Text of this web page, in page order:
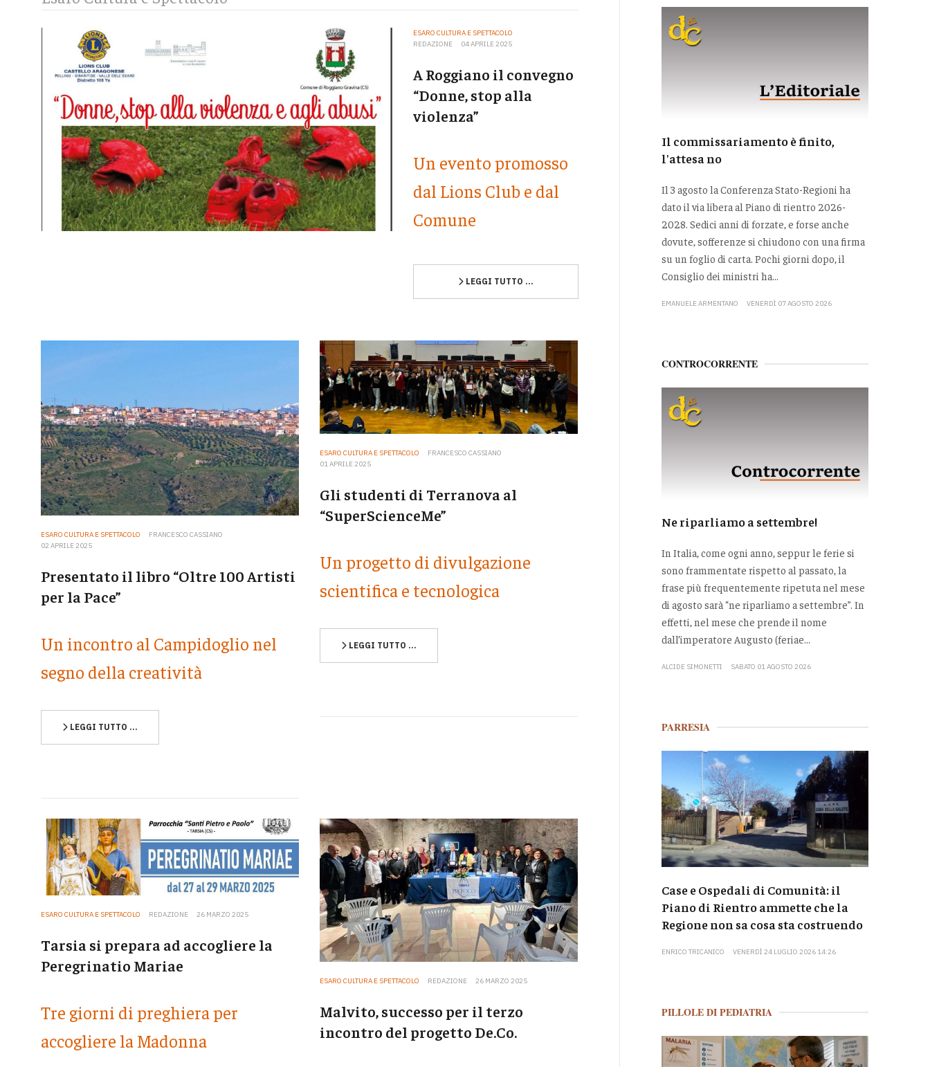
ESARO CULTURA E SPETTACOLO
REDAZIONE
04 APRILE 2025
A Roggiano il convegno
“Donne, stop alla
violenza”
Un evento promosso
dal Lions Club e dal
Comune
LEGGI TUTTO …
ESARO CULTURA E SPETTACOLO
FRANCESCO CASSIANO
02 APRILE 2025
Presentato il libro “Oltre 100 Artisti
per la Pace”
Un incontro al Campidoglio nel
segno della creatività
LEGGI TUTTO …
ESARO CULTURA E SPETTACOLO
FRANCESCO CASSIANO
01 APRILE 2025
Gli studenti di Terranova al
“SuperScienceMe”
Un progetto di divulgazione
scientifica e tecnologica
LEGGI TUTTO …
ESARO CULTURA E SPETTACOLO REDAZIONE 26 MARZO 2025
Tarsia si prepara ad accogliere la
Peregrinatio Mariae
Tre giorni di preghiera per
accogliere la Madonna
ESARO CULTURA E SPETTACOLO REDAZIONE 26 MARZO 2025
Malvito, successo per il terzo
incontro del progetto De.Co.
Il commissariamento è finito,
l'attesa no
Il 3 agosto la Conferenza Stato-Regioni ha
dato il via libera al Piano di rientro 2026-
2028. Sedici anni di forzate, e forse anche
dovute, sofferenze si chiudono con una firma
su un foglio di carta. Pochi giorni dopo, il
Consiglio dei ministri ha...
EMANUELE ARMENTANO VENERDÌ 07 AGOSTO 2026
CONTROCORRENTE
Ne riparliamo a settembre!
In Italia, come ogni anno, seppur le ferie si
sono frammentate rispetto al passato, la
frase più frequentemente ripetuta nel mese
di agosto sarà “ne riparliamo a settembre”. In
effetti, nel mese che prende il nome
dall’imperatore Augusto (feriae...
ALCIDE SIMONETTI SABATO 01 AGOSTO 2026
PARRESIA
Case e Ospedali di Comunità: il
Piano di Rientro ammette che la
Regione non sa cosa sta costruendo
ENRICO TRICANICO VENERDÌ 24 LUGLIO 2026 14:26
PILLOLE DI PEDIATRIA